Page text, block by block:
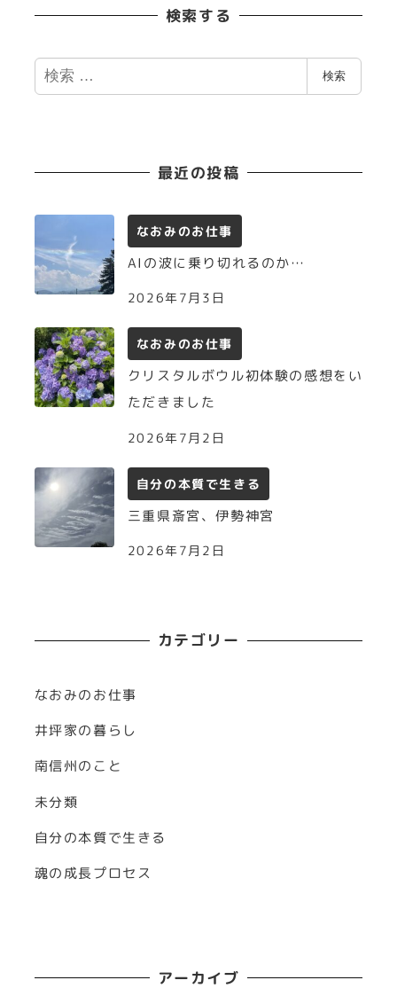
検索する
検
索
検索
最近の投稿
なおみのお仕事
AIの波に乗り切れるのか…
2026年7月3日
なおみのお仕事
クリスタルボウル初体験の感想をい
ただきました
2026年7月2日
自分の本質で生きる
三重県斎宮、伊勢神宮
2026年7月2日
カテゴリー
なおみのお仕事
井坪家の暮らし
南信州のこと
未分類
自分の本質で生きる
魂の成長プロセス
アーカイブ